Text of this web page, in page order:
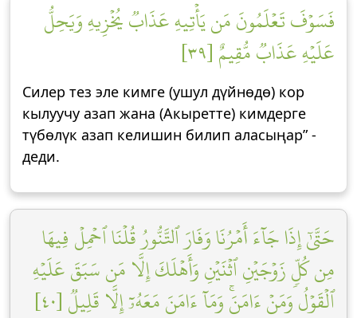
فَسَوۡفَ تَعۡلَمُونَ مَن يَأۡتِيهِ عَذَابٞ يُخۡزِيهِ وَيَحِلُّ
عَلَيۡهِ عَذَابٞ مُّقِيمٌ [٣٩]
Силер тез эле кимге (ушул дүйнөдө) кор
кылуучу азап жана (Акыретте) кимдерге
түбөлүк азап келишин билип аласыңар” -
деди.
حَتَّىٰٓ إِذَا جَآءَ أَمۡرُنَا وَفَارَ ٱلتَّنُّورُ قُلۡنَا ٱحۡمِلۡ فِيهَا
مِن كُلّٖ زَوۡجَيۡنِ ٱثۡنَيۡنِ وَأَهۡلَكَ إِلَّا مَن سَبَقَ عَلَيۡهِ
ٱلۡقَوۡلُ وَمَنۡ ءَامَنَۚ وَمَآ ءَامَنَ مَعَهُۥٓ إِلَّا قَلِيلٞ [٤٠]